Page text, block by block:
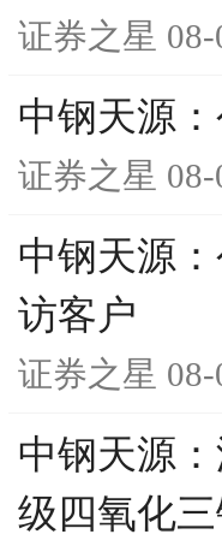
证券之星
中钢天源
证券之星
中钢天源
访客户
证券之星
中钢天源
级四氧化